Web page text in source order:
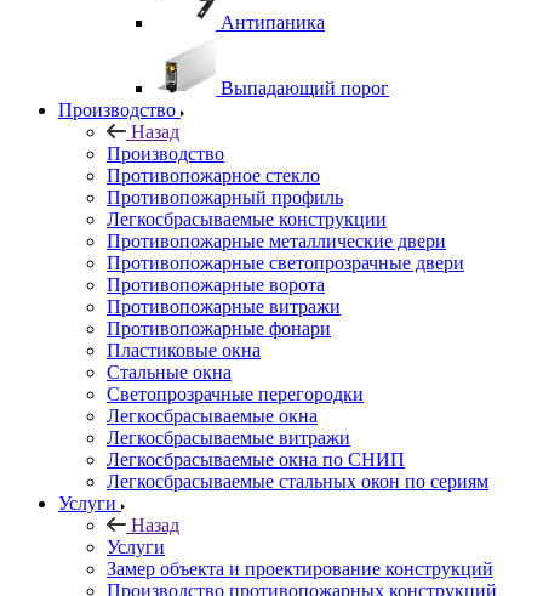
Антипаника
Выпадающий порог
Производство
Назад
Производство
Противопожарное стекло
Противопожарный профиль
Легкосбрасываемые конструкции
Противопожарные металлические двери
Противопожарные светопрозрачные двери
Противопожарные ворота
Противопожарные витражи
Противопожарные фонари
Пластиковые окна
Стальные окна
Светопрозрачные перегородки
Легкосбрасываемые окна
Легкосбрасываемые витражи
Легкосбрасываемые окна по СНИП
Легкосбрасываемые стальных окон по сериям
Услуги
Назад
Услуги
Замер объекта и проектирование конструкций
Производство противопожарных конструкций